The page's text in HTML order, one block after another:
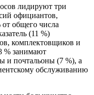
лидируют три
официантов,
от общего числа
(11 %)
комплектовщиков и
% занимают
и почтальоны (7 %), а
обслуживанию